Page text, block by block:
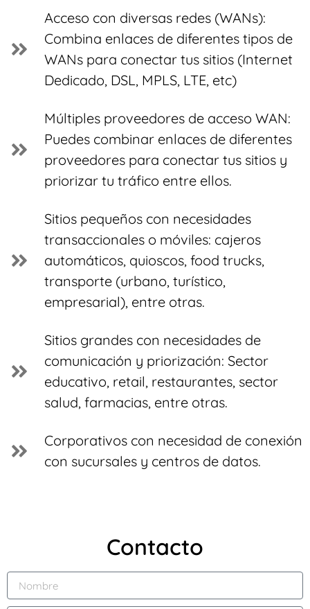
Acceso con diversas redes (WANs):
Combina enlaces de diferentes tipos de
WANs para conectar tus sitios (Internet
Dedicado, DSL, MPLS, LTE, etc)
Múltiples proveedores de acceso WAN:
Puedes combinar enlaces de diferentes
proveedores para conectar tus sitios y
priorizar tu tráfico entre ellos.
Sitios pequeños con necesidades
transaccionales o móviles: cajeros
automáticos, quioscos, food trucks,
transporte (urbano, turístico,
empresarial), entre otras.
Sitios grandes con necesidades de
comunicación y priorización: Sector
educativo, retail, restaurantes, sector
salud, farmacias, entre otras.
Corporativos con necesidad de conexión
con sucursales y centros de datos.
Contacto